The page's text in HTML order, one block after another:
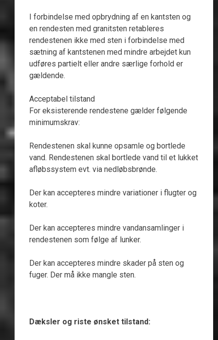
I forbindelse med opbrydning af en kantsten og
en rendesten med granitsten retableres
rendestenen ikke med sten i forbindelse med
sætning af kantstenen med mindre arbejdet kun
udføres partielt eller andre særlige forhold er
gældende.
Acceptabel tilstand
For eksisterende rendestene gælder følgende
minimumskrav:
Rendestenen skal kunne opsamle og bortlede
vand. Rendestenen skal bortlede vand til et lukket
afløbssystem evt. via nedløbsbrønde.
Der kan accepteres mindre variationer i flugter og
koter.
Der kan accepteres mindre vandansamlinger i
rendestenen som følge af lunker.
Der kan accepteres mindre skader på sten og
fuger. Der må ikke mangle sten.
Dæksler og riste ønsket tilstand: